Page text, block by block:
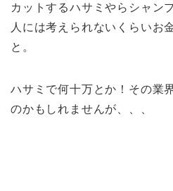
カットするハサミやらシャン
人には考えられないくらいお
と。
ハサミで何十万とか！その業
のかもしれませんが、、、